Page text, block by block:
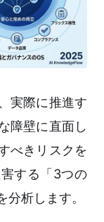
実際に推進す
障壁に直面し
べきリスクを
する「3つの
析します。